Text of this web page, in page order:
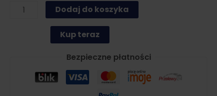
ilość
ogłoszeniowych
AKTYWNA
Dodaj do koszyka
Kup teraz
Bezpieczne płatności